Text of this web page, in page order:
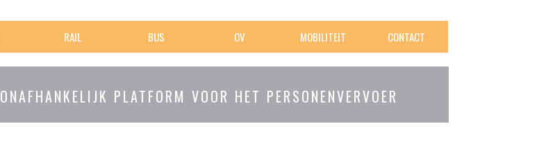
RAIL BUS OV MOBILITEIT CONTACT
ONAFHANKELIJK PLATFORM VOOR HET PERSONENVERVOER